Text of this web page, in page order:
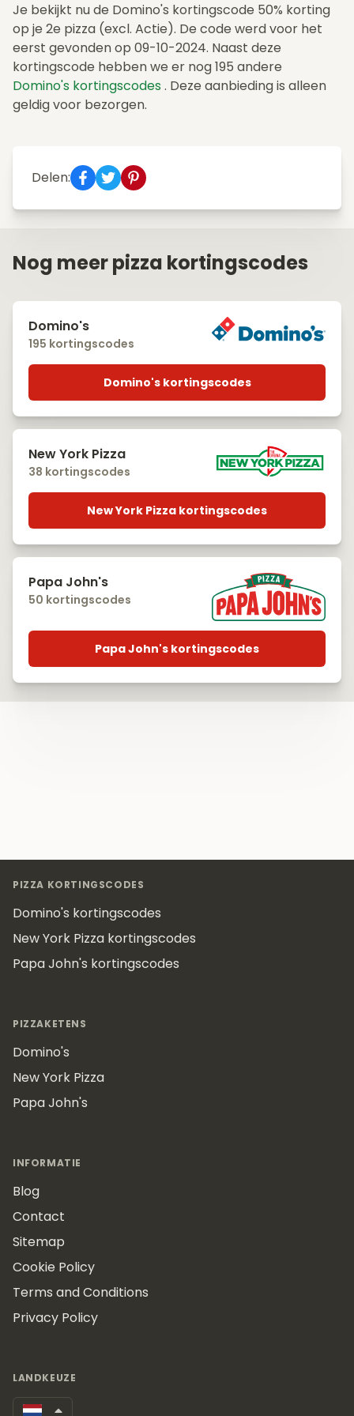
Je bekijkt nu de Domino's kortingscode 50% korting
op je 2e pizza (excl. Actie). De code werd voor het
eerst gevonden op 09-10-2024. Naast deze
kortingscode hebben we er nog 195 andere
Domino's kortingscodes . Deze aanbieding is alleen
geldig voor bezorgen.
Delen:
Nog meer pizza kortingscodes
Domino's
195 kortingscodes
Domino's kortingscodes
New York Pizza
38 kortingscodes
New York Pizza kortingscodes
Papa John's
50 kortingscodes
Papa John's kortingscodes
PIZZA KORTINGSCODES
Domino's kortingscodes
New York Pizza kortingscodes
Papa John's kortingscodes
PIZZAKETENS
Domino's
New York Pizza
Papa John's
INFORMATIE
Blog
Contact
Sitemap
Cookie Policy
Terms and Conditions
Privacy Policy
LANDKEUZE